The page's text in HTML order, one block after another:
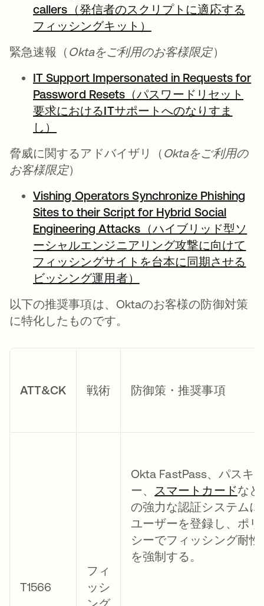
callers（発信者のスクリプトに適応する
フィッシングキット）
緊急速報
（ Oktaをご利用のお客様限定）
IT Support Impersonated in Requests for
Password Resets（パスワードリセット
要求におけるITサポートへのなりすま
し）
脅威に関するアドバイザリ
（ Oktaをご利用の
お客様限定）
Vishing Operators Synchronize Phishing
Sites to their Script for Hybrid Social
Engineering Attacks（ハイブリッド型ソ
ーシャルエンジニアリング攻撃に向けて
フィッシングサイトを台本に同期させる
ビッシング運用者）
以下の推奨事項は、Oktaのお客様の防御対策
に特化したものです。
ATT&CK 戦術 防御策・推奨事項
T1566
フィ
ッシ
Okta FastPass、パスキ
ー、
スマートカードなど
の強力な認証システムに
ユーザーを登録し、ポリ
シーでフィッシング耐性
を強制する。